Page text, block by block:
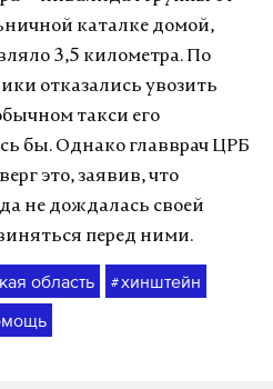
каталке домой,
3,5 километра. По
отказались увозить
такси его
бы. Однако главврач ЦРБ
это, заявив, что
не дождалась своей
перед ними.
область #хинштейн